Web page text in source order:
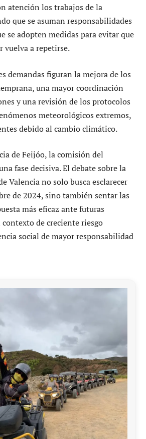
atención los trabajos de la
que se asuman responsabilidades
se adopten medidas para evitar que
vuelva a repetirse.
demandas figuran la mejora de los
una mayor coordinación
y una revisión de los protocolos
meteorológicos extremos,
debido al cambio climático.
de Feijóo, la comisión del
fase decisiva. El debate sobre la
Valencia no solo busca esclarecer
de 2024, sino también sentar las
más eficaz ante futuras
de creciente riesgo
social de mayor responsabilidad